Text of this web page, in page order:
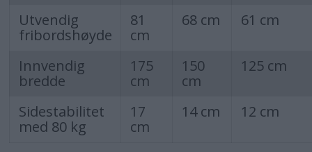
Utvendig
fribordshøyde
81
cm
68 cm 61 cm
Innvendig
bredde
175
cm
150
cm
125 cm
Sidestabilitet
med 80 kg
17
cm
14 cm 12 cm